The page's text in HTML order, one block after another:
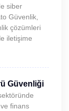
siber
Güvenlik,
çözümleri
iletişime
Güvenliği
finans